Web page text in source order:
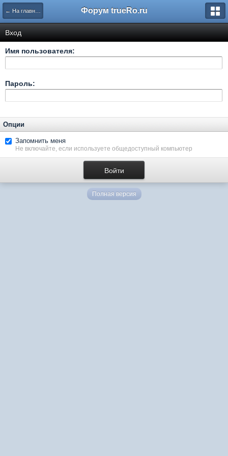
← На главную Форум trueRo.ru
Вход
Имя пользователя:
Пароль:
Опции
Запомнить меня
Не включайте, если используете общедоступный компьютер
Полная версия